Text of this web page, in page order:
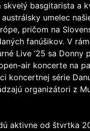
skvelý basgitarista a
umelec
pričom na
fanúšikov. V
Live ’25 sa Donny
air koncerte na
koncertnej série
organizátori z
aktivne od štvrtka